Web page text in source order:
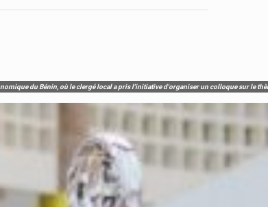
du Bénin, où le clergé local a pris l'initiative d'organiser un colloque sur le